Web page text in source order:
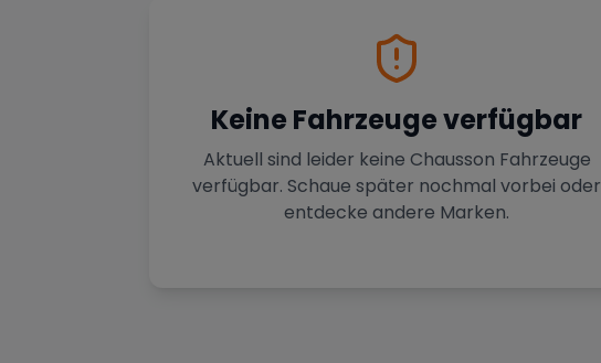
Keine Fahrzeuge verfügbar
Aktuell sind leider keine Chausson Fahrzeuge
verfügbar. Schaue später nochmal vorbei oder
entdecke andere Marken.